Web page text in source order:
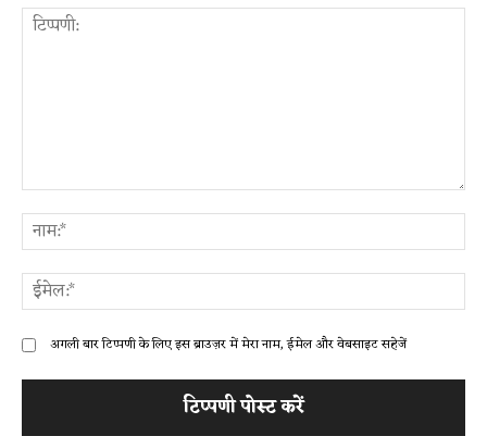
अगली बार टिप्पणी के लिए इस ब्राउज़र में मेरा नाम, ईमेल और वेबसाइट सहेजें